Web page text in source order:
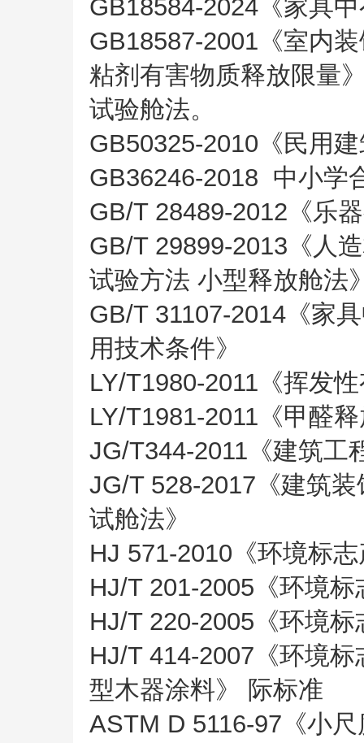
GB18584-2024《家具
GB18587-2001《室内
粘剂有害物质释放限量
试验舱法。
GB50325-2010《民用
GB36246-2018 中小学
GB/T 28489-2012《乐
GB/T 29899-2013《人
试验方法 小型释放舱法
GB/T 31107-2014《家
用技术条件》
LY/T1980-2011《挥发
LY/T1981-2011《甲醛
JG/T344-2011《建筑工
JG/T 528-2017《建筑
试舱法》
HJ 571-2010《环境标
HJ/T 201-2005《环境
HJ/T 220-2005《环境
HJ/T 414-2007《环境
型木器涂料》 际标准
ASTM D 5116-97《小